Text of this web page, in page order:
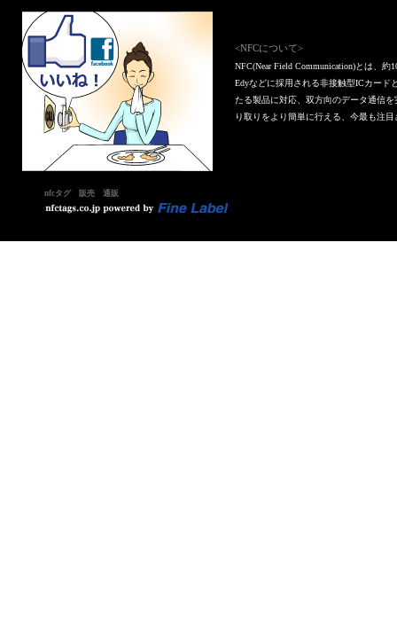
<NFCについて>
NFC(Near Field Communication)とは、
Edyなどに採用される非接触型ICカード
たる製品に対応、双方向のデータ通信
り取りをより簡単に行える、今最も注
nfcタグ 販売 通販